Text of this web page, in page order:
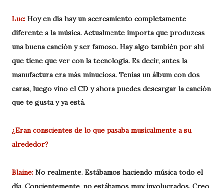
Luc: Hoy en día hay un acercamiento completamente
diferente a la música. Actualmente importa que produzcas
una buena canción y ser famoso. Hay algo también por ahí
que tiene que ver con la tecnología. Es decir, antes la
manufactura era más minuciosa. Tenias un álbum con dos
caras, luego vino el CD y ahora puedes descargar la canción
que te gusta y ya está.
¿Eran conscientes de lo que pasaba musicalmente a su
alrededor?
Blaine: No realmente. Estábamos haciendo música todo el
día. Concientemente, no estábamos muy involucrados. Creo